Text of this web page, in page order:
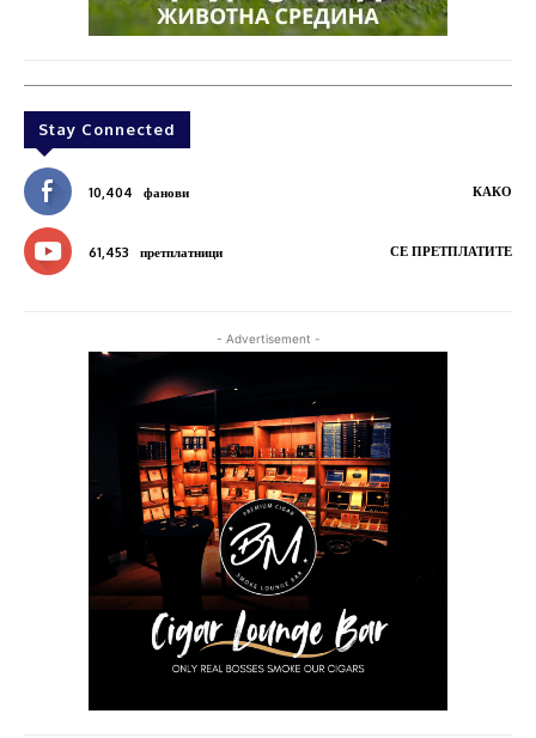
Stay Connected
10,404 фанови КАКО
61,453 претплатници СЕ ПРЕТПЛАТИТЕ
- Advertisement -